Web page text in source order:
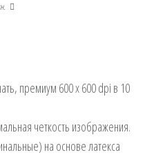
премиум 600 х 600 dpi в 10
четкость изображения.
на основе латекса